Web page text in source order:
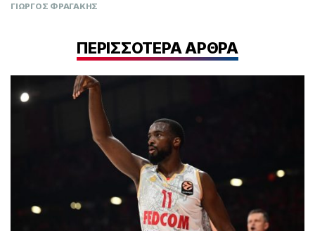
ΓΙΩΡΓΟΣ ΦΡΑΓΑΚΗΣ
ΠΕΡΙΣΣΟΤΕΡΑ ΑΡΘΡΑ